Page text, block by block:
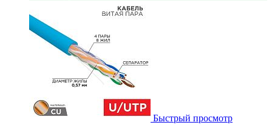
Быстрый просмотр